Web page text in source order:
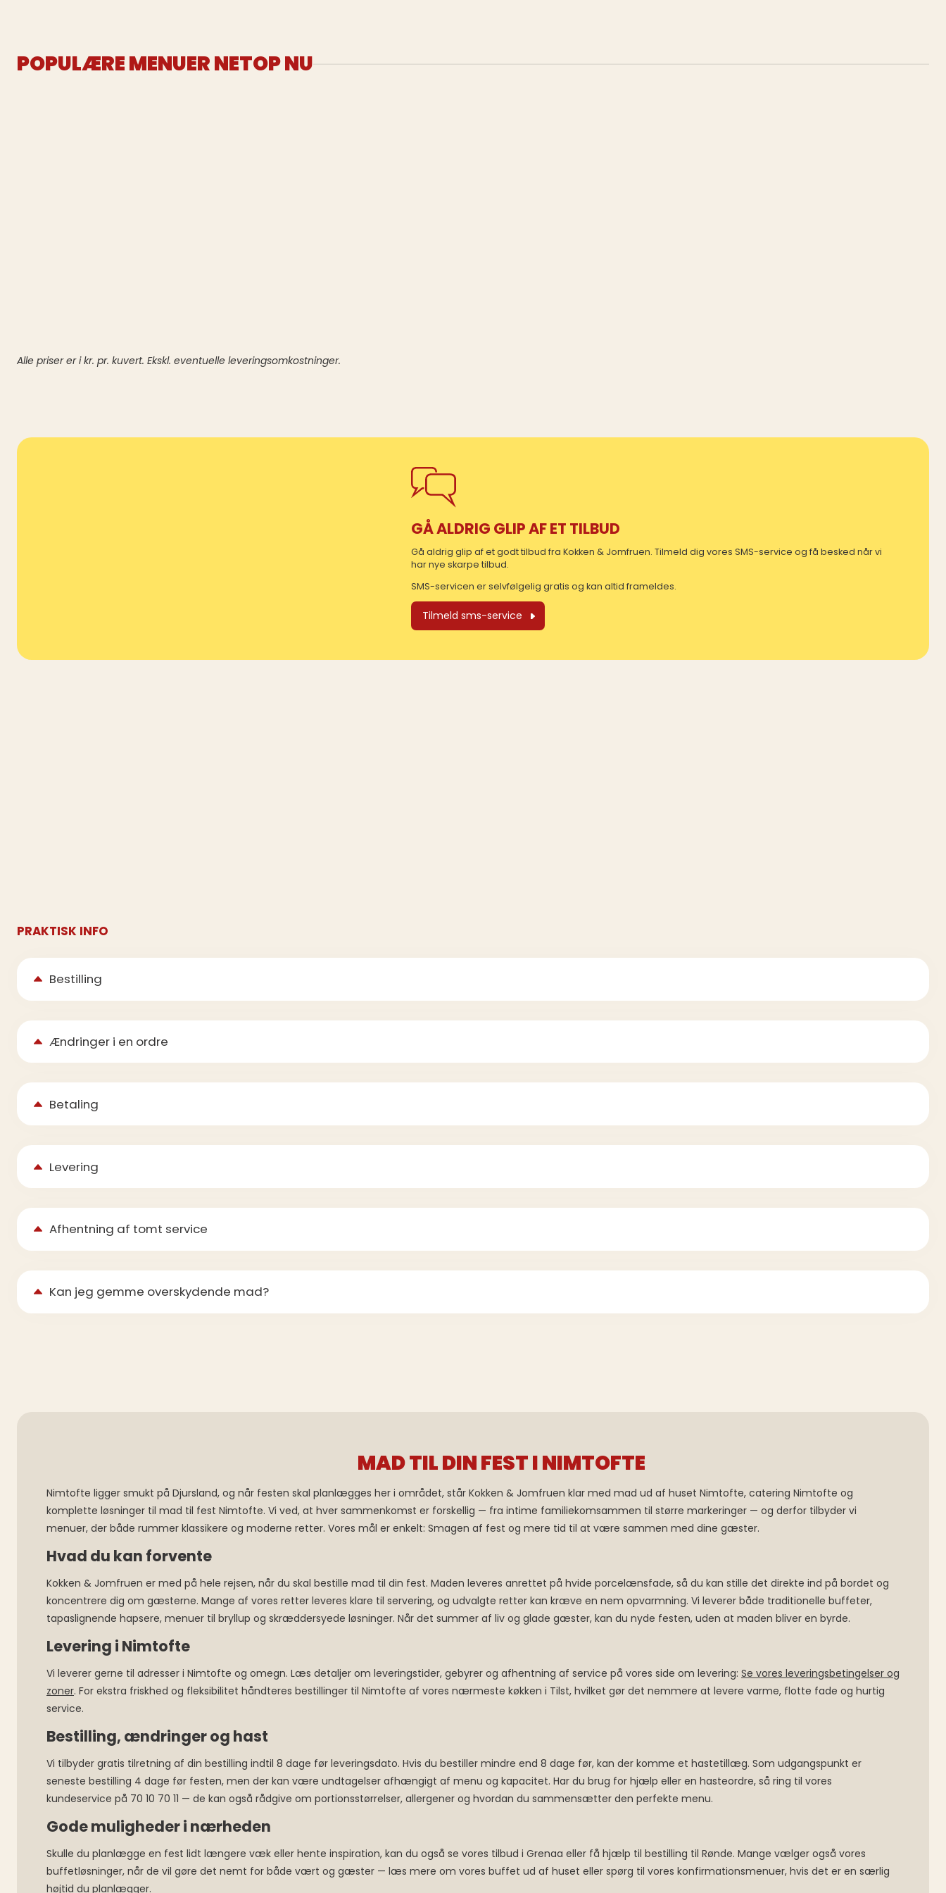
POPULÆRE MENUER NETOP NU
Alle priser er i kr. pr. kuvert. Ekskl. eventuelle leveringsomkostninger.
GÅ ALDRIG GLIP AF ET TILBUD
Gå aldrig glip af et godt tilbud fra Kokken & Jomfruen. Tilmeld dig vores SMS-service og få besked når vi
har nye skarpe tilbud.
SMS-servicen er selvfølgelig gratis og kan altid frameldes.
Tilmeld sms-service
PRAKTISK INFO
Bestilling
Ændringer i en ordre
Betaling
Levering
Afhentning af tomt service
Kan jeg gemme overskydende mad?
MAD TIL DIN FEST I NIMTOFTE
Nimtofte ligger smukt på Djursland, og når festen skal planlægges her i området, står Kokken & Jomfruen klar med mad ud af huset Nimtofte, catering Nimtofte og
komplette løsninger til mad til fest Nimtofte. Vi ved, at hver sammenkomst er forskellig — fra intime familiekomsammen til større markeringer — og derfor tilbyder vi
menuer, der både rummer klassikere og moderne retter. Vores mål er enkelt: Smagen af fest og mere tid til at være sammen med dine gæster.
Hvad du kan forvente
Kokken & Jomfruen er med på hele rejsen, når du skal bestille mad til din fest. Maden leveres anrettet på hvide porcelænsfade, så du kan stille det direkte ind på bordet og
koncentrere dig om gæsterne. Mange af vores retter leveres klare til servering, og udvalgte retter kan kræve en nem opvarmning. Vi leverer både traditionelle buffeter,
tapaslignende hapsere, menuer til bryllup og skræddersyede løsninger. Når det summer af liv og glade gæster, kan du nyde festen, uden at maden bliver en byrde.
Levering i Nimtofte
Vi leverer gerne til adresser i Nimtofte og omegn. Læs detaljer om leveringstider, gebyrer og afhentning af service på vores side om levering: Se vores leveringsbetingelser og
zoner. For ekstra friskhed og fleksibilitet håndteres bestillinger til Nimtofte af vores nærmeste køkken i Tilst, hvilket gør det nemmere at levere varme, flotte fade og hurtig
service.
Bestilling, ændringer og hast
Vi tilbyder gratis tilretning af din bestilling indtil 8 dage før leveringsdato. Hvis du bestiller mindre end 8 dage før, kan der komme et hastetillæg. Som udgangspunkt er
seneste bestilling 4 dage før festen, men der kan være undtagelser afhængigt af menu og kapacitet. Har du brug for hjælp eller en hasteordre, så ring til vores
kundeservice på 70 10 70 11 — de kan også rådgive om portionsstørrelser, allergener og hvordan du sammensætter den perfekte menu.
Gode muligheder i nærheden
Skulle du planlægge en fest lidt længere væk eller hente inspiration, kan du også se vores tilbud i Grenaa eller få hjælp til bestilling til Rønde. Mange vælger også vores
buffetløsninger, når de vil gøre det nemt for både vært og gæster — læs mere om vores buffet ud af huset eller spørg til vores konfirmationsmenuer, hvis det er en særlig
højtid du planlægger.